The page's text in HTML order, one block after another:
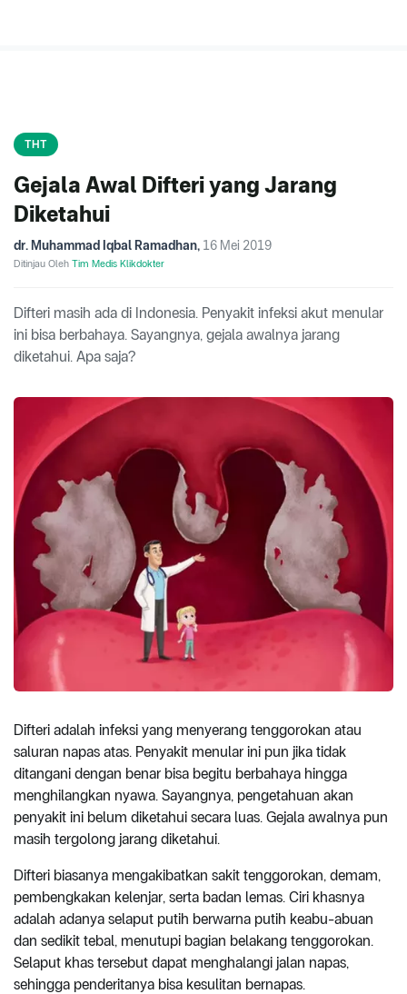
THT
Gejala Awal Difteri yang Jarang
Diketahui
dr. Muhammad Iqbal Ramadhan, 16 Mei 2019
Ditinjau Oleh Tim Medis Klikdokter
Difteri masih ada di Indonesia. Penyakit infeksi akut menular
ini bisa berbahaya. Sayangnya, gejala awalnya jarang
diketahui. Apa saja?
Difteri adalah infeksi yang menyerang tenggorokan atau
saluran napas atas. Penyakit menular ini pun jika tidak
ditangani dengan benar bisa begitu berbahaya hingga
menghilangkan nyawa. Sayangnya, pengetahuan akan
penyakit ini belum diketahui secara luas. Gejala awalnya pun
masih tergolong jarang diketahui.
Difteri biasanya mengakibatkan sakit tenggorokan, demam,
pembengkakan kelenjar, serta badan lemas. Ciri khasnya
adalah adanya selaput putih berwarna putih keabu-abuan
dan sedikit tebal, menutupi bagian belakang tenggorokan.
Selaput khas tersebut dapat menghalangi jalan napas,
sehingga penderitanya bisa kesulitan bernapas.